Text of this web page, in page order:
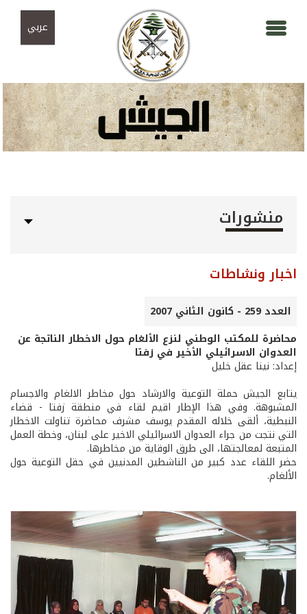
عربي
منشورات
اخبار ونشاطات
العدد 259 - كانون الثاني 2007
محاضرة للمكتب الوطني لنزع الألغام حول الاخطار الناتجة عن
العدوان الاسرائيلي الأخير في زفتا
إعداد: نينا عقل خليل
يتابع الجيش حملة التوعية والارشاد حول مخاطر الالغام والاجسام
المشبوهة. وفي هذا الإطار اقيم لقاء في منطقة زفتا - قضاء
النبطية، ألقى خلاله المقدم يوسف مشرف محاضرة تناولت الاخطار
التي نتجت من جراء العدوان الاسرائيلي الاخير على لبنان، وخطة العمل
المتبعة لمعالجتها، الى طرق الوقاية من مخاطرها.
حضر اللقاء عدد كبير من الناشطين المدنيين في حقل التوعية حول
الألغام.